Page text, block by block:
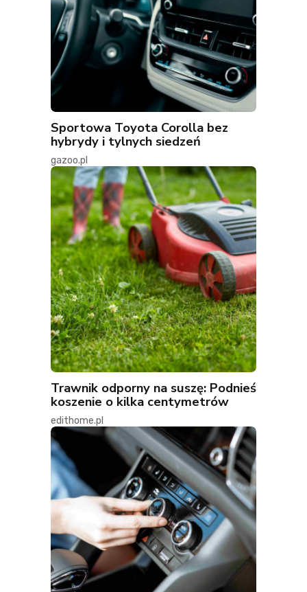
Sportowa Toyota Corolla bez
hybrydy i tylnych siedzeń
gazoo.pl
Trawnik odporny na suszę: Podnieś
koszenie o kilka centymetrów
edithome.pl